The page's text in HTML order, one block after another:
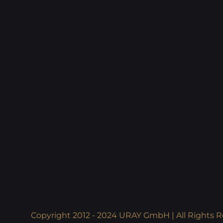
Copyright 2012 - 2024 URAY GmbH | All Rights